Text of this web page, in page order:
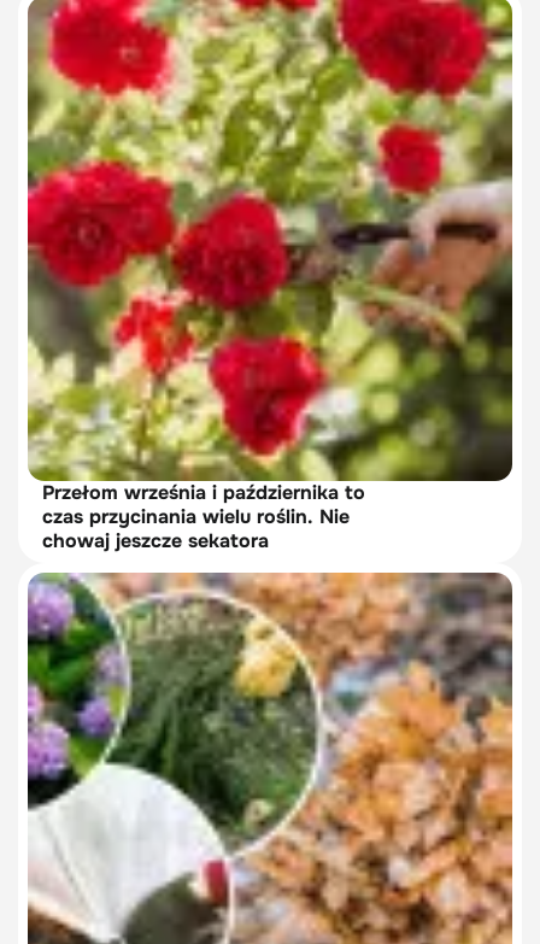
Przełom września i października to
czas przycinania wielu roślin. Nie
chowaj jeszcze sekatora